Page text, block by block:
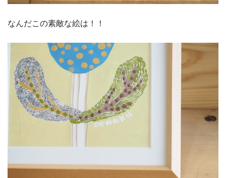
なんだこの素敵な絵は！！